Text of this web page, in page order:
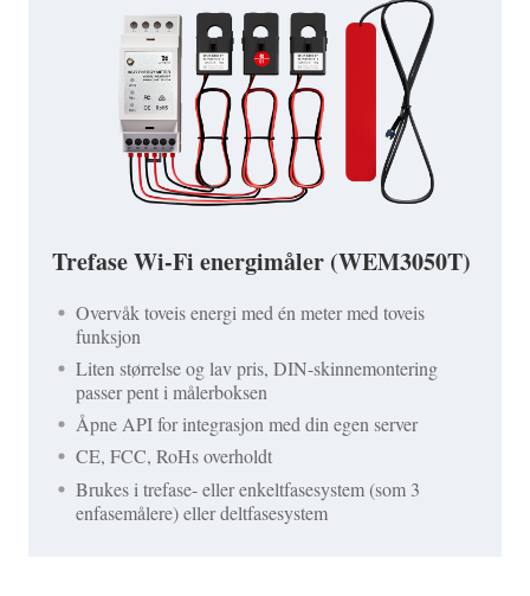
Trefase Wi-Fi energimåler (WEM3050T)
Overvåk toveis energi med én meter med toveis
funksjon
Liten størrelse og lav pris, DIN-skinnemontering
passer pent i målerboksen
Åpne API for integrasjon med din egen server
CE, FCC, RoHs overholdt
Brukes i trefase- eller enkeltfasesystem (som 3
enfasemålere) eller deltfasesystem